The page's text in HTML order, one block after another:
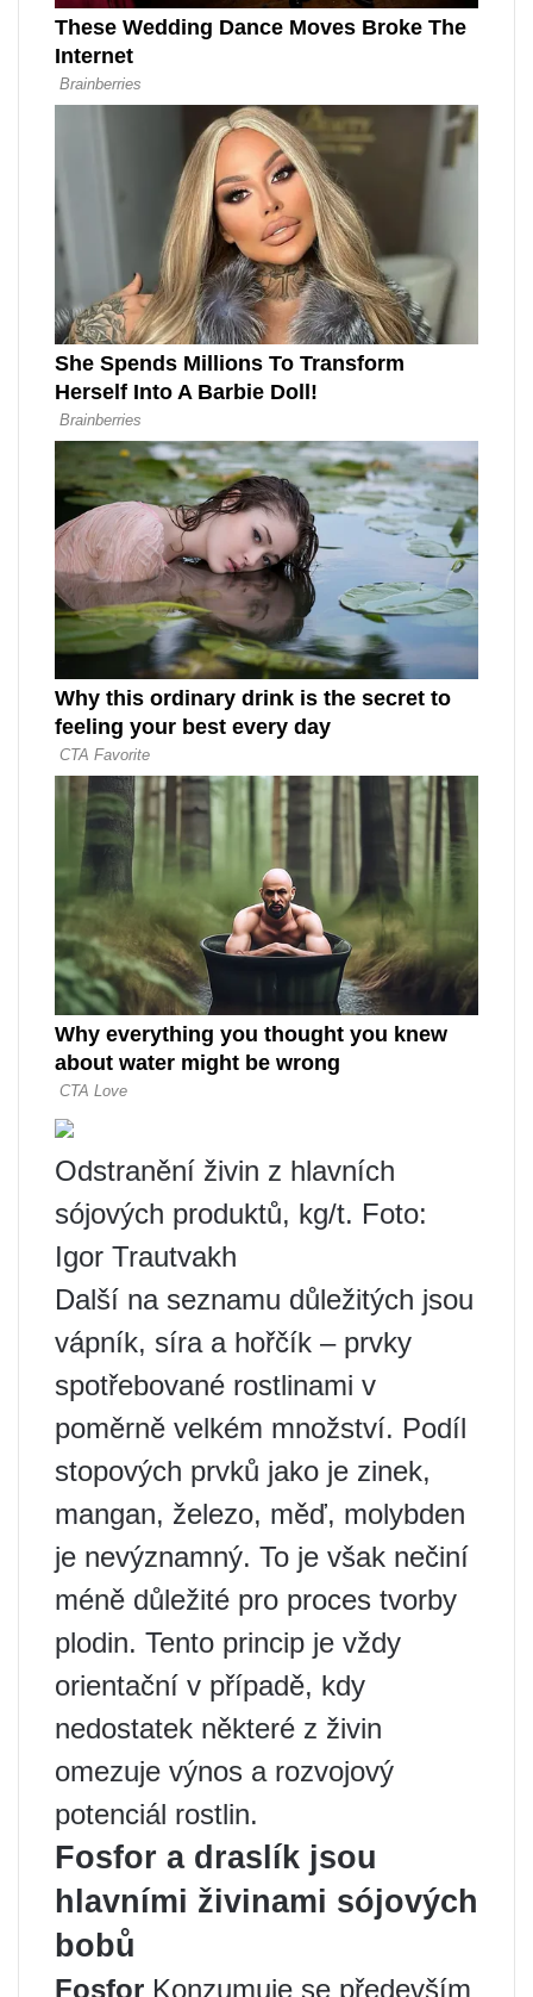
Odstranění živin z hlavních
sójových produktů, kg/t. Foto:
Igor Trautvakh
Další na seznamu důležitých jsou
vápník, síra a hořčík – prvky
spotřebované rostlinami v
poměrně velkém množství. Podíl
stopových prvků jako je zinek,
mangan, železo, měď, molybden
je nevýznamný. To je však nečiní
méně důležité pro proces tvorby
plodin. Tento princip je vždy
orientační v případě, kdy
nedostatek některé z živin
omezuje výnos a rozvojový
potenciál rostlin.
Fosfor a draslík jsou
hlavními živinami sójových
bobů
Fosfor Konzumuje se především